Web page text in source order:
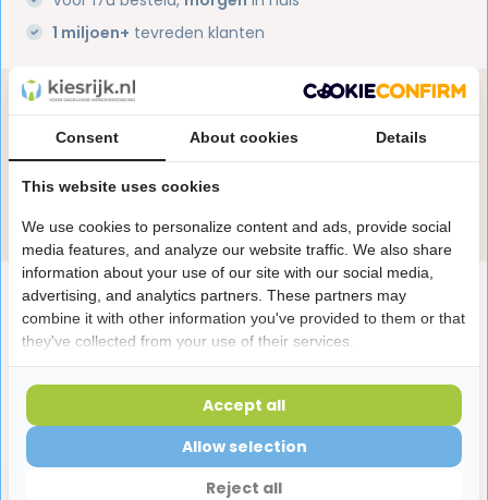
1 miljoen+ tevreden klanten
Productomschrijving
Reviews
Heb je een vraag over dit product?
Onze specialisten helpen je graag! Spreek ons aan
in de chat of stuur een e-mail.
Laatst bekeken producten
Consent About cookies Details
This website uses cookies
We use cookies to personalize content and ads, provide social
media features, and analyze our website traffic. We also share
information about your use of our site with our social media,
advertising, and analytics partners. These partners may
combine it with other information you've provided to them or that
they've collected from your use of their services.
Reject all
Allow selection
Accept all